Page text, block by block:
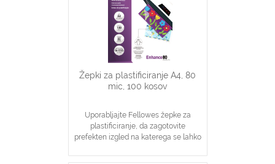
Žepki za plastificiranje A4, 80
mic, 100 kosov
Uporabljajte Fellowes žepke za
plastificiranje, da zagotovite
prefekten izgled na katerega se lahko
Idealno za obvestila, slike